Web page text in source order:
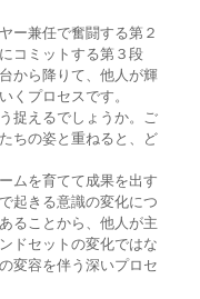
ー兼任で奮闘する第２
コミットする第３段
から降りて、他人が輝
くプロセスです。
捉えるでしょうか。ご
ちの姿と重ねると、ど
ムを育てて成果を出す
起きる意識の変化につ
ることから、他人が主
ドセットの変化ではな
変容を伴う深いプロセ